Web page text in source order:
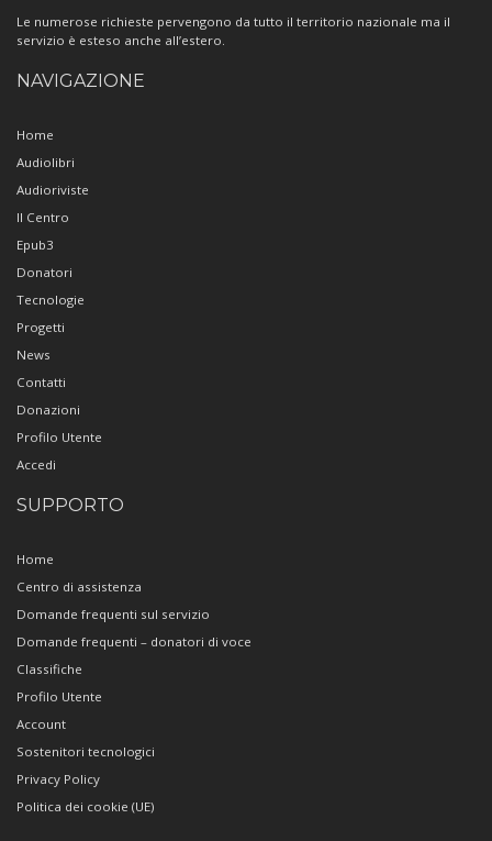
Le numerose richieste pervengono da tutto il territorio nazionale ma il
servizio è esteso anche all’estero.
NAVIGAZIONE
Home
Audiolibri
Audioriviste
Il Centro
Epub3
Donatori
Tecnologie
Progetti
News
Contatti
Donazioni
Profilo Utente
Accedi
SUPPORTO
Home
Centro di assistenza
Domande frequenti sul servizio
Domande frequenti – donatori di voce
Classifiche
Profilo Utente
Account
Sostenitori tecnologici
Privacy Policy
Politica dei cookie (UE)